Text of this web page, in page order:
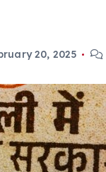
20, 2025